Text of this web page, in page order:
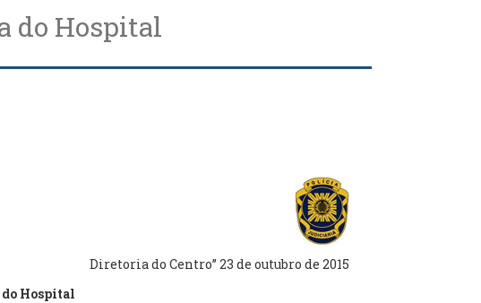
do Hospital
Diretoria do Centro” 23 de outubro de 2015
Hospital